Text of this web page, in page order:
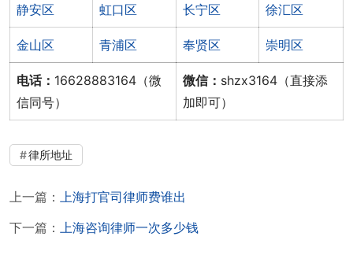
静安区 虹口区 长宁区 徐汇区
金山区 青浦区 奉贤区 崇明区
电话： 16628883164（微
信同号）
微信： shzx3164（直接添
加即可）
律所地址
上一篇：
上海打官司律师费谁出
下一篇：
上海咨询律师一次多少钱